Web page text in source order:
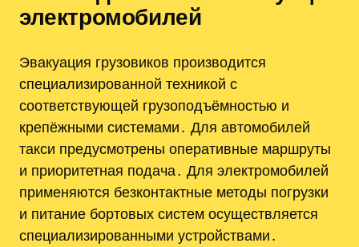
электромобилей
Эвакуация грузовиков производится
специализированной техникой с
соответствующей грузоподъёмностью и
крепёжными системами․ Для автомобилей
такси предусмотрены оперативные маршруты
и приоритетная подача․ Для электромобилей
применяются безконтактные методы погрузки
и питание бортовых систем осуществляется
специализированными устройствами․